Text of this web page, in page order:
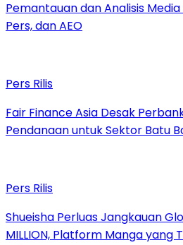
Pemantauan dan Analisis Media
Pers, dan AEO
Pers Rilis
Fair Finance Asia Desak
Pendanaan untuk Sektor Batu
Pers Rilis
Shueisha Perluas Jangkauan
MILLION, Platform Manga yang